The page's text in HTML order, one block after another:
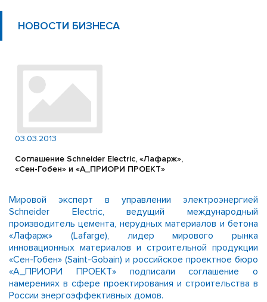
НОВОСТИ БИЗНЕСА
03.03.2013
Соглашение Schneider Electric, «Лафарж»,
«Сен-Гобен» и «А_ПРИОРИ ПРОЕКТ»
Мировой эксперт в управлении электроэнергией
Schneider Electric, ведущий международный
производитель цемента, нерудных материалов и бетона
«Лафарж» (Lafarge), лидер мирового рынка
инновационных материалов и строительной продукции
«Сен-Гобен» (Saint-Gobain) и российское проектное бюро
«А_ПРИОРИ ПРОЕКТ» подписали соглашение о
намерениях в сфере проектирования и строительства в
России энергоэффективных домов.